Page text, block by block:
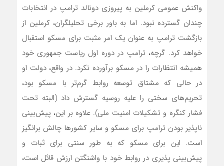
واکنش عمومی کرملین به پیروزی دونالد ترامپ در انتخابات
چندان گسترده نبود. اما به باور برخی تحلیلگران، کرملین از
بازگشت ترامپ به عنوان یک امر مثبت برای مسکو استقبال
خواهد کرد. گرچه، ترامپ در دوره اول ریاست جمهوری خود
همیشه انتظارات را در مسکو برآورده نکرد. در واقع، دولت او
در حالی که مشتاق توسعه روابط گرم‌تر با مسکو بود،
تحریم‌های سختی را علیه روسیه گسترش داد (البته تحت
فشار کنگره و تشکیلات امنیت ملی). علاوه بر این، پیش‌بینی
ناپذیر بودن ترامپ برای مسکو و سایر کشورها چالش برانگیز
است. این برای مسکو که به طور سنتی برای ثبات و
پیش‌بینی پذیری در روابط خود با واشنگتن ارزش قائل است،